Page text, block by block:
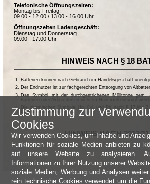
Telefonische Öffnungszeiten:
Montag bis Freitag:
09.00 - 12.00 / 13.00 - 16.00 Uhr
Öffnungszeiten Ladengeschäft:
Dienstag und Donnerstag
09:00 - 17:00 Uhr
HINWEIS NACH § 18
Batterien können nach Gebrauch im Handelsgeschäft
Der Endnutzer ist zur fachgerechten Entsorgung von
Das Symbol mit der durchgestrichenen Mülltonne
Die chemischen Symbole Hg, Cd, und Pb nach § 17 Abs.3
Cadmium und Blei.
HINWEIS NACH 2013/
Zustimmung zur
Cookies
Wir verwenden Cookies, um Inhalte und
Funktionen für soziale Medien anbieten zu
auf unsere Website zu analysieren.
Informationen zu Ihrer Nutzung unserer
soziale Medien, Werbung und Analysen
rein technische Cookies verwendet um die